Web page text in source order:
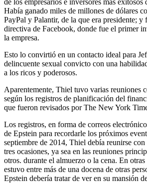
Había ganado miles de millones de dólares
PayPal y Palantir, de la que era presidente; y
directiva de Facebook, donde fue el primer
la empresa.
Esto lo convirtió en un contacto ideal para
delincuente sexual convicto con una
a los ricos y poderosos.
Aparentemente, Thiel tuvo varias reuniones
según los registros de planificación del
que fueron revisados ​​por The New York
Los registros, en forma de correos
de Epstein para recordarle los próximos
septiembre de 2014, Thiel debía reunirse
tres ocasiones, ya sea en las reuniones
otros. durante el almuerzo o la cena. En
estuvo entre más de una docena de otras
Epstein debería tratar de ver en su mansión